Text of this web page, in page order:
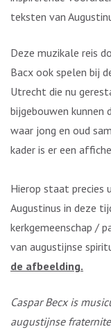
teksten van
Deze muzikale reis
Bacx ook spelen bij
Utrecht die nu
bijgebouwen kunnen
waar jong en oud
kader is er een
Hierop staat precies
Augustinus in deze
kerkgemeenschap /
van augustijnse
de afbeelding.
Caspar Becx is
augustijnse